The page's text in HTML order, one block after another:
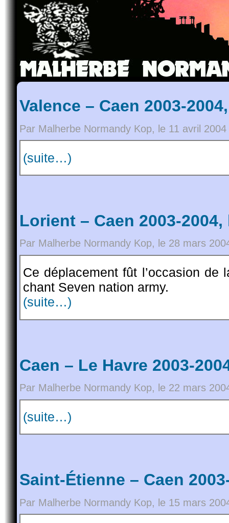
Valence – Caen 2003-
Par Malherbe Normandy Kop, le 11 avril
(suite…)
Lorient – Caen 2003-
Par Malherbe Normandy Kop, le 28 mars
Ce déplacement fût l’occasion de
chant Seven nation army.
(suite…)
Caen – Le Havre 2003-
Par Malherbe Normandy Kop, le 22 mars
(suite…)
Saint-Étienne – Caen
Par Malherbe Normandy Kop, le 15 mars